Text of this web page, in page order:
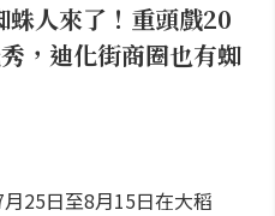
人來了！重頭戲20
，迪化街商圈也有蜘
25日至8月15日在大稻